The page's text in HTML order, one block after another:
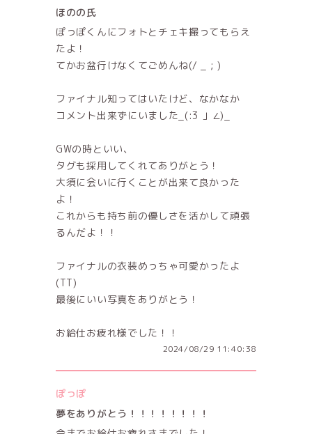
ほのの氏
ぽっぽくんにフォトとチェキ撮ってもらえ
たよ！
てかお盆行けなくてごめんね(/ _ ; )
ファイナル知ってはいたけど、なかなか
コメント出来ずにいました_(:3 」∠)_
GWの時といい、
タグも採用してくれてありがとう！
大須に会いに行くことが出来て良かった
よ！
これからも持ち前の優しさを活かして頑張
るんだよ！！
ファイナルの衣装めっちゃ可愛かったよ
(TT)
最後にいい写真をありがとう！
お給仕お疲れ様でした！！
2024/08/29 11:40:38
ぽっぽ
夢をありがとう！！！！！！！！